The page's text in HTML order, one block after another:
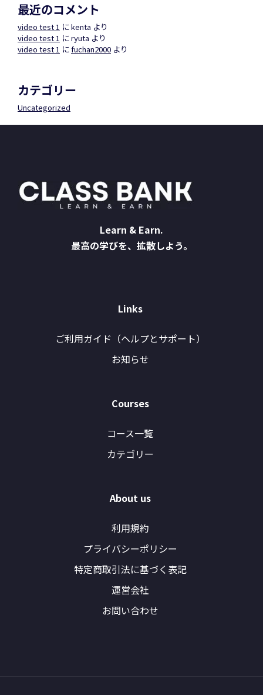
最近のコメント
video test 1 にkenta より
video test 1 にryuta より
video test 1 にfuchan2000 より
カテゴリー
Uncategorized
Learn & Earn.
最高の学びを、拡散しよう。
Links
ご利用ガイド（ヘルプとサポート）
お知らせ
Courses
コース一覧
カテゴリー
About us
利用規約
プライバシーポリシー
特定商取引法に基づく表記
運営会社
お問い合わせ